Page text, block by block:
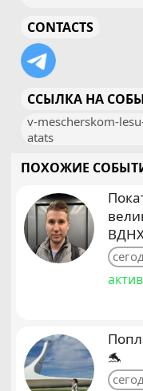
CONTACTS
ССЫЛКА НА
v-mescherskom-
atats
ПОХОЖИЕ
🐬